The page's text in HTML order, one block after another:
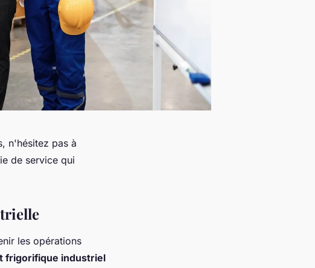
n'hésitez pas à
de service qui
les opérations
frigorifique industriel